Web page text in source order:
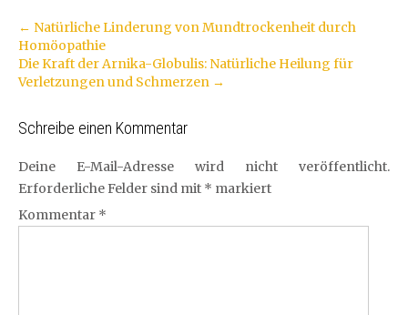
Artikel-
Navigation
← Natürliche Linderung von Mundtrockenheit durch
Homöopathie
Die Kraft der Arnika-Globulis: Natürliche Heilung für
Verletzungen und Schmerzen →
Schreibe einen Kommentar
Deine E-Mail-Adresse wird nicht veröffentlicht.
Erforderliche Felder sind mit * markiert
Kommentar *